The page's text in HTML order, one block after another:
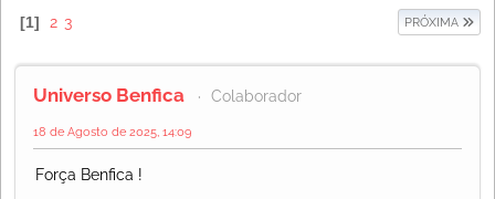
1 2 3 PRÓXIMA
Universo Benfica Colaborador
18 de Agosto de 2025, 14:09
Força Benfica !